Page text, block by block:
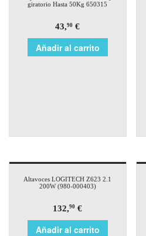
giratorio Hasta 50Kg 650315
43,90 €
Añadir al carrito
Altavoces LOGITECH Z623 2.1
200W (980-000403)
132,90 €
Añadir al carrito